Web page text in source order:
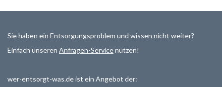
Sie haben ein Entsorgungsproblem und wissen nicht weiter?
Einfach unseren Anfragen-Servicenutzen!
wer-entsorgt-was.de ist ein Angebot der: